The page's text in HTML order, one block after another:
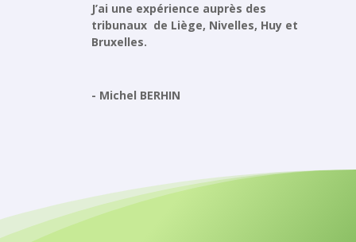
J’ai une expérience auprès des
tribunaux de Liège, Nivelles, Huy et
Bruxelles.
- Michel BERHIN